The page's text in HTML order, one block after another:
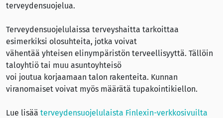
terveydensuojelua.
Terveydensuojelulaissa terveyshaitta tarkoittaa
esimerkiksi olosuhteita, jotka voivat
vähentää yhteisen elinympäristön terveellisyyttä. Tällöin
taloyhtiö tai muu asuntoyhteisö
voi joutua korjaamaan talon rakenteita. Kunnan
viranomaiset voivat myös määrätä tupakointikiellon.
Lue lisää terveydensuojelulaista Finlexin-verkkosivuilta